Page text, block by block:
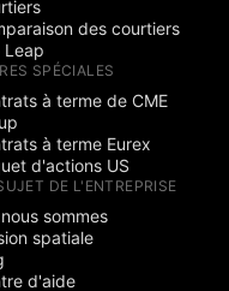
3
des courtiers
Leap
SPÉCIALES
à terme de CME
à terme Eurex
d'actions US
DE L'ENTREPRISE
sommes
spatiale
d'aide